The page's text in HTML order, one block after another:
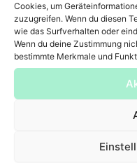
Cookies, um
zuzugreifen. Wenn du diesen
wie das Surfverhalten oder
Wenn du deine Zustimmung
bestimmte Merkmale und
Geltungsbereich
Diese
mietweise
weiteren vom Hotel
Lieferungen an den
Das Hotel stellt